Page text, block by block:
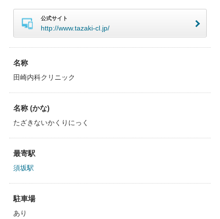
公式サイト
http://www.tazaki-cl.jp/
名称
田崎内科クリニック
名称 (かな)
たざきないかくりにっく
最寄駅
須坂駅
駐車場
あり